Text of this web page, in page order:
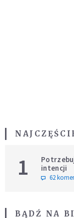
1
intencji
62
BĄDŹ NA